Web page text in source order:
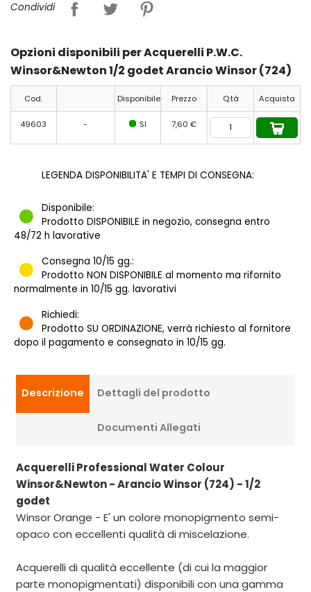
Condividi
Opzioni disponibili per Acquerelli P.W.C.
Winsor&Newton 1/2 godet Arancio Winsor (724)
Cod. Disponibile Prezzo Q.tà Acquista
49603 - SI 7,60 €
LEGENDA DISPONIBILITA' E TEMPI DI CONSEGNA:
Disponibile:
Prodotto DISPONIBILE in negozio, consegna entro
48/72 h lavorative
Consegna 10/15 gg.:
Prodotto NON DISPONIBILE al momento ma rifornito
normalmente in 10/15 gg. lavorativi
Richiedi:
Prodotto SU ORDINAZIONE, verrà richiesto al fornitore
dopo il pagamento e consegnato in 10/15 gg.
Descrizione Dettagli del prodotto
Documenti Allegati
Acquerelli Professional Water Colour
Winsor&Newton - Arancio Winsor (724) - 1/2
godet
Winsor Orange - E' un colore monopigmento semi-
opaco con eccellenti qualità di miscelazione.
Acquerelli di qualità eccellente (di cui la maggior
parte monopigmentati) disponibili con una gamma